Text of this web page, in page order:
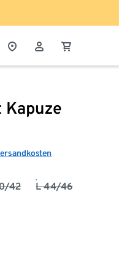
Kapuze
42 L 44/46